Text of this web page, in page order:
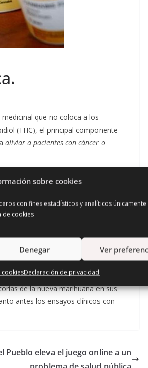
sobre cookies
con fines estadísticos y analíticos únicamente
de cookies
Denegar Ver
cookiesDeclaración de privacidad
que no coloca a los
(THC), el principal componente
aliviar a pacientes con cáncer o
de justicia social), lleva 12 años
el principal ingrediente «
médico (frente a un
todas las propiedades médicas
en Tikun Olam, ha señalado en
de la nueva marihuana en sus
antes los ensayos clínicos con
Pueblo eleva el juego online a un
PROGRAMAS
de
con el
Público de Salud
La Rioja